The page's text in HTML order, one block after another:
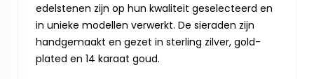
edelstenen zijn op hun kwaliteit geselecteerd en
in unieke modellen verwerkt. De sieraden zijn
handgemaakt en gezet in sterling zilver, gold-
plated en 14 karaat goud.